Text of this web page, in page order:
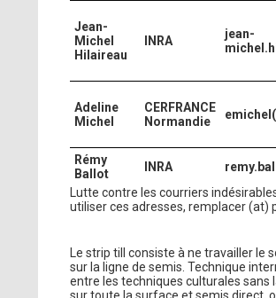
Jean-
Michel
Hilaireau
INRA
jean-
Adeline
Michel
CERFRANCE
Normandie
Rémy
Ballot
INRA
Lutte contre les courriers
utiliser ces adresses, remplacer (at)
Le strip till consiste à ne travailler le
sur la ligne de semis. Technique
entre les techniques culturales sans